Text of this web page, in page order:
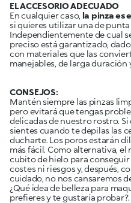
EL ACCESORIO ADECUADO
En cualquier caso, la pinza es
si quieres utilizar una de
Independientemente de cual
preciso está garantizado,
con materiales que las
manejables, de larga duración
CONSEJOS:
Mantén siempre las pinzas
pero evitará que tengas
delicadas de nuestro rostro.
sientes cuando te depilas las
ducharte. Los poros estarán
más fácil. Como alternativa, el
cubito de hielo para
costes ni riesgos y, después,
cuidado, no nos cansaremos
¿Qué idea de belleza para
prefieres y te gustaría probar?.